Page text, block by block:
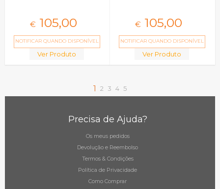
€ 105,00
NOTIFICAR QUANDO DISPONÍVEL
Ver Produto
€ 105,00
NOTIFICAR QUANDO DISPONÍVEL
Ver Produto
1 2 3 4 5
Precisa de Ajuda?
Os meus pedidos
Devolução e Reembolso
Termos & Condições
Política de Privacidade
Como Comprar